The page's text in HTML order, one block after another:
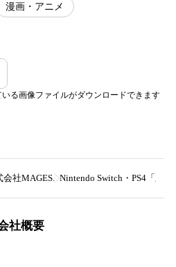
漫画・アニメ
る画像ファイルがダウンロードできます
会社MAGES. Nintendo Switch・PS4「五
社概要